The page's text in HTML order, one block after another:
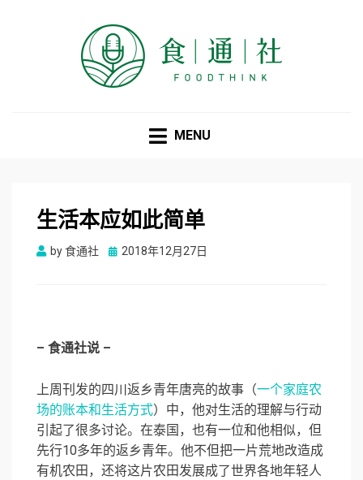
MENU
生活本应如此简单
by食通社
Posted
2018年12月27日
– 食通社说 –
上周刊发的四川返乡青年唐亮的故事（一个家庭农
场的账本和生活方式）中，他对生活的理解与行动
引起了很多讨论。在泰国，也有一位和他相似，但
先行10多年的返乡青年。他不但把一片荒地改造成
有机农田，还将这片农田发展成了世界各地年轻人